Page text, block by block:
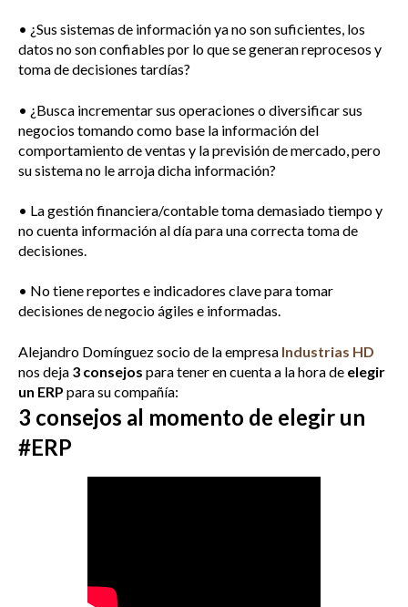
• ¿Sus sistemas de información ya no son suficientes, los
datos no son confiables por lo que se generan reprocesos y
toma de decisiones tardías?
• ¿Busca incrementar sus operaciones o diversificar sus
negocios tomando como base la información del
comportamiento de ventas y la previsión de mercado, pero
su sistema no le arroja dicha información?
• La gestión financiera/contable toma demasiado tiempo y
no cuenta información al día para una correcta toma de
decisiones.
• No tiene reportes e indicadores clave para tomar
decisiones de negocio ágiles e informadas.
Alejandro Domínguez socio de la empresa Industrias HD
nos deja 3 consejos para tener en cuenta a la hora de elegir
un ERP para su compañía:
3 consejos al momento de elegir un
#ERP